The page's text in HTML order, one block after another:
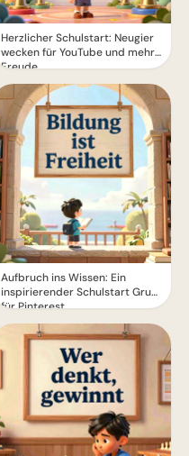
Herzlicher Schulstart: Neugier
wecken für YouTube und mehr
Freude
Aufbruch ins Wissen: Ein
inspirierender Schulstart Gruß
für Pinterest